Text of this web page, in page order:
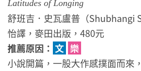
Latitudes of Longing
舒班吉．史瓦盧普（Shubhangi
怡譯，麥田出版，480元
推薦原因： 文 樂
小說開篇，一股大作感撲面而來